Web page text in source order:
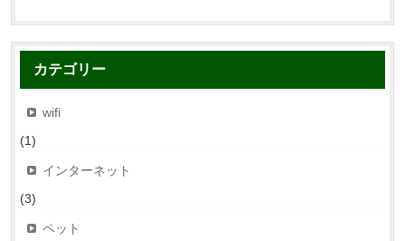
カテゴリー
wifi
(1)
インターネット
(3)
ペット